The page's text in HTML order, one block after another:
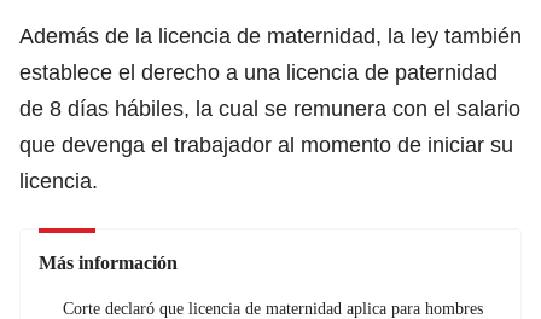
Además de la licencia de maternidad, la ley también
establece el derecho a una licencia de paternidad
de 8 días hábiles, la cual se remunera con el salario
que devenga el trabajador al momento de iniciar su
licencia.
Más información
Corte declaró que licencia de maternidad aplica para hombres